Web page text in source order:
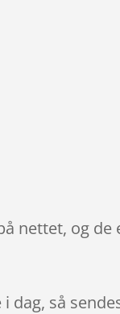
nettet, og
i dag, så